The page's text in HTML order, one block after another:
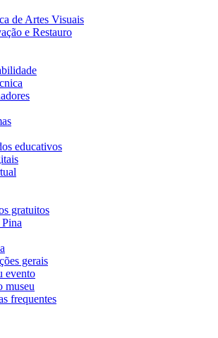
de Artes Visuais
e Restauro
educativos​
gratuitos
gerais
evento
museu
frequentes